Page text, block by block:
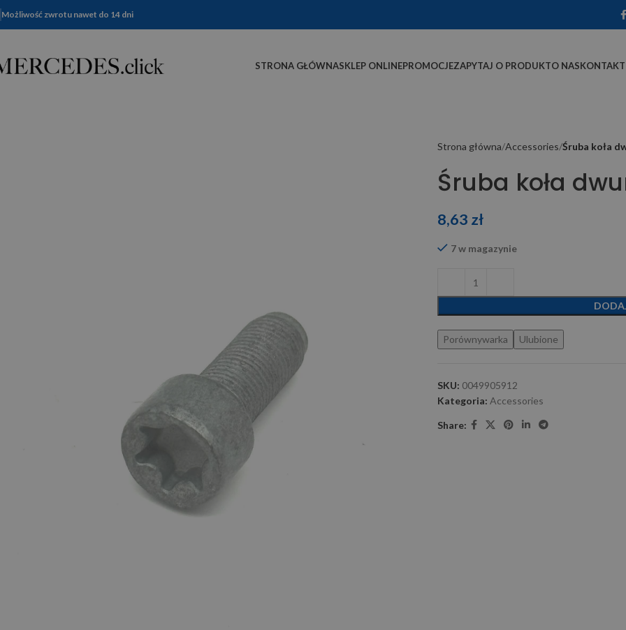
Możliwość zwrotu nawet do 14 dni
STRONA GŁÓWNASKLEP ONLINEPROMOCJEZAPYTAJ O PRODUKTO NASKONTAKT
Strona główna Accessories Śruba koła
Śruba koła
8,63 zł
7 w magazynie
Porównywarka Ulubione
SKU: 0049905912
Kategoria: Accessories
Share: